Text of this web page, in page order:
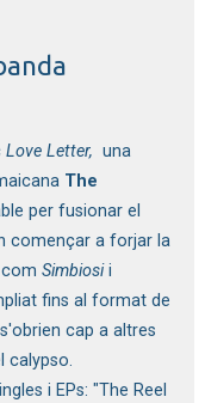
Love Letter, una
The
per fusionar el
començar a forjar la
Simbiosi
fins al format de
cap a altres
calypso.
i EPs: "The Reel